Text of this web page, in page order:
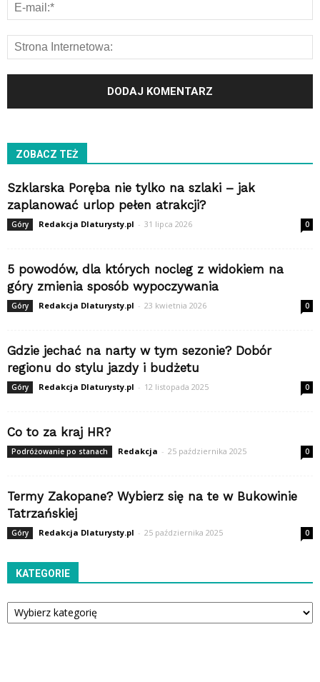
ZOBACZ TEŻ
Szklarska Poręba nie tylko na szlaki – jak
zaplanować urlop pełen atrakcji?
Góry Redakcja Dlaturysty.pl - 31 lipca 2026 0
5 powodów, dla których nocleg z widokiem na
góry zmienia sposób wypoczywania
Góry Redakcja Dlaturysty.pl - 23 kwietnia 2026 0
Gdzie jechać na narty w tym sezonie? Dobór
regionu do stylu jazdy i budżetu
Góry Redakcja Dlaturysty.pl - 12 listopada 2025 0
Co to za kraj HR?
Podróżowanie po stanach Redakcja - 25 października 2025 0
Termy Zakopane? Wybierz się na te w Bukowinie
Tatrzańskiej
Góry Redakcja Dlaturysty.pl - 25 października 2025 0
KATEGORIE
Kategorie